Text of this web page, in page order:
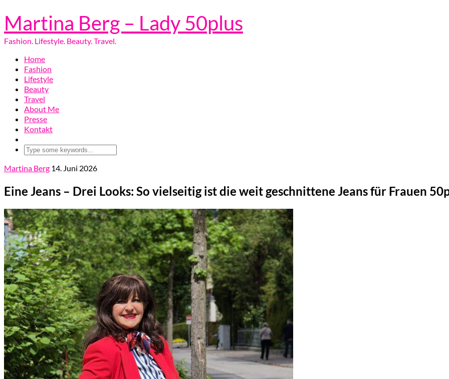
Martina Berg – Lady 50plus
Fashion. Lifestyle. Beauty. Travel.
Home
Fashion
Lifestyle
Beauty
Travel
About Me
Presse
Kontakt
Martina Berg 14. Juni 2026
Eine Jeans – Drei Looks: So vielseitig ist die weit geschnittene Jeans für Frauen